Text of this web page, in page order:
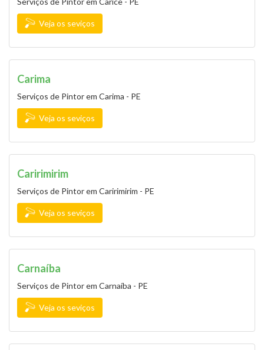
Veja os seviços
Carima
Serviços de Pintor em Carima - PE
Veja os seviços
Caririmirim
Serviços de Pintor em Caririmirim - PE
Veja os seviços
Carnaíba
Serviços de Pintor em Carnaíba - PE
Veja os seviços